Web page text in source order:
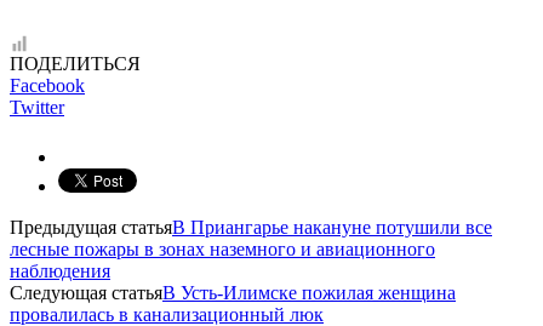
ПОДЕЛИТЬСЯ
Facebook
Twitter
Предыдущая статьяВ Приангарье накануне потушили все
лесные пожары в зонах наземного и авиационного
наблюдения
Следующая статьяВ Усть-Илимске пожилая женщина
провалилась в канализационный люк